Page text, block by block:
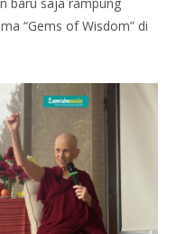
“Gems of Wisdom” di